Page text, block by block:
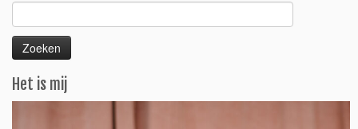
Zoeken
naar:
Het is mij